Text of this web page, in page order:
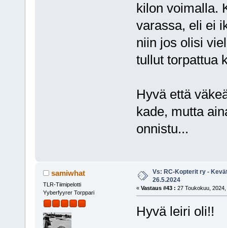
kilon voimalla.
varassa, eli ei
niin jos olisi
tullut torpattua
Hyvä että
kade, mutta
onnistu...
samiwhat
TLR-Tiimipelotti
Yyberfyyrer Torppari
Vs: RC-Kopterit ry -
26.5.2024
« Vastaus #43 : 27 Toukokuu,
Hyvä leiri oli!!